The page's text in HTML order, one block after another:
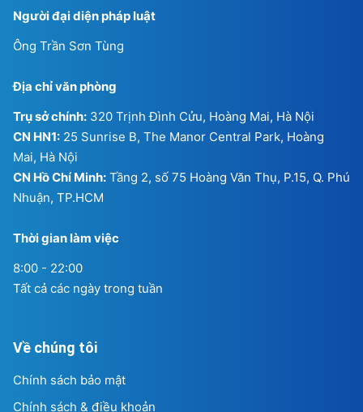
Người đại diện pháp luật
Ông Trần Sơn Tùng
Địa chỉ văn phòng
Trụ sở chính: 320 Trịnh Đình Cửu, Hoàng Mai, Hà Nội
CN HN1: 25 Sunrise B, The Manor Central Park, Hoàng
Mai, Hà Nội
CN Hồ Chí Minh: Tầng 2, số 75 Hoàng Văn Thụ, P.15, Q. Phú
Nhuận, TP.HCM
Thời gian làm việc
8:00 - 22:00
Tất cả các ngày trong tuần
Về chúng tôi
Chính sách bảo mật
Chính sách & điều khoản